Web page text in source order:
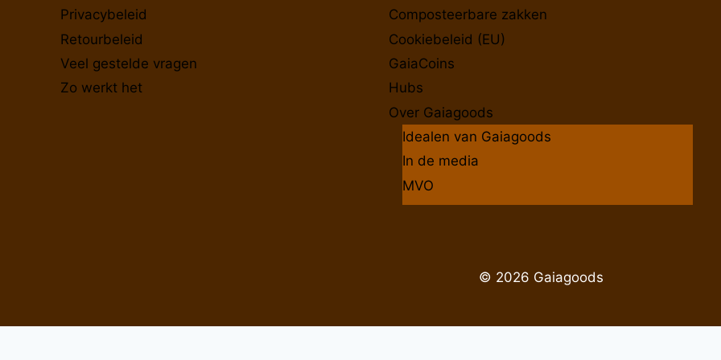
Privacybeleid
Retourbeleid
Veel gestelde vragen
Zo werkt het
Composteerbare zakken
Cookiebeleid (EU)
GaiaCoins
Hubs
Over Gaiagoods
Idealen van Gaiagoods
In de media
MVO
© 2026 Gaiagoods